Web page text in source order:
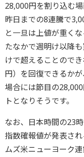
28,000円を割り込む
昨日までの8連騰で
と一旦は上値が重く
たなかで週明け以降
けで超えることので
円）を回復できるか
場合には節目の
トとなりそうです。
なお、日本時間の23
指数確報値が発表さ
ムズ米ニューヨーク